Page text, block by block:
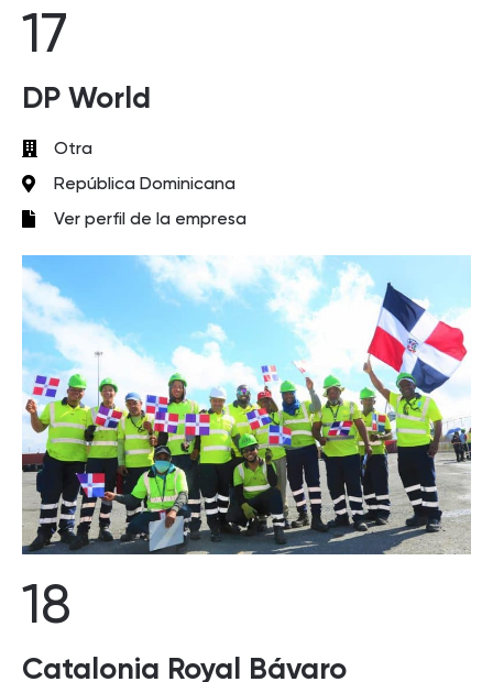
17
DP World
Otra
República Dominicana
Ver perfil de la empresa
18
Catalonia Royal Bávaro